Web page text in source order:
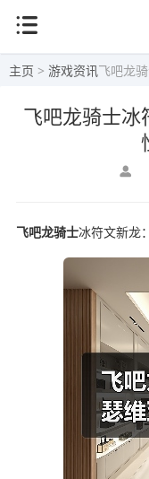
主页 > 游戏资讯飞吧龙
飞吧龙骑士冰
飞吧龙骑士冰符文新龙